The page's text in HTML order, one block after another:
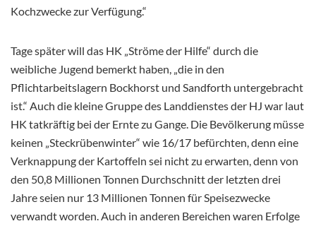
Kochzwecke zur Verfügung.“
Tage später will das HK „Ströme der Hilfe“ durch die
weibliche Jugend bemerkt haben, „die in den
Pflichtarbeitslagern Bockhorst und Sandforth untergebracht
ist.“ Auch die kleine Gruppe des Landdienstes der HJ war laut
HK tatkräftig bei der Ernte zu Gange. Die Bevölkerung müsse
keinen „Steckrübenwinter“ wie 16/17 befürchten, denn eine
Verknappung der Kartoffeln sei nicht zu erwarten, denn von
den 50,8 Millionen Tonnen Durchschnitt der letzten drei
Jahre seien nur 13 Millionen Tonnen für Speisezwecke
verwandt worden. Auch in anderen Bereichen waren Erfolge